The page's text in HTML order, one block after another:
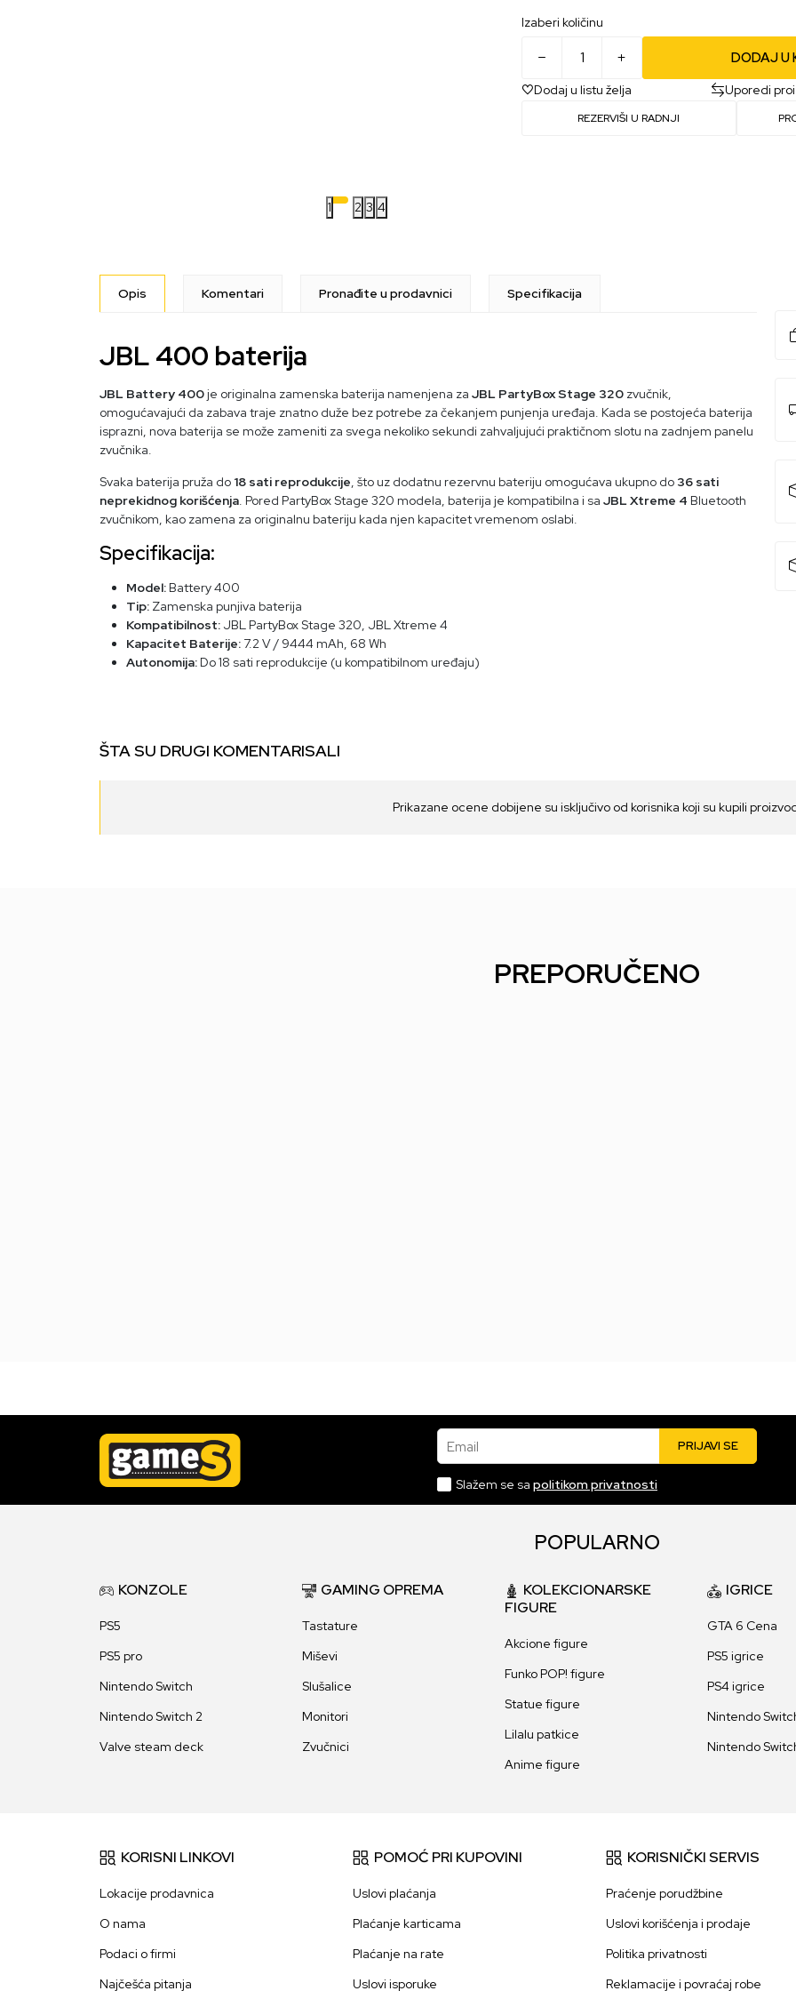
1 2 3 4
Izaberi količinu
DODAJ U
Dodaj u listu želja Uporedi
REZERVIŠI U RADNJI
Opis Komentari Pronađite u prodavnici Specifikacija
JBL 400 baterija
JBL Battery 400je originalna zamenska baterija namenjena za JBL PartyBox Stage 320 zvučnik,
omogućavajući da zabava traje znatno duže bez potrebe za čekanjem punjenja uređaja. Kada se postojeća baterija
isprazni, nova baterija se može zameniti za svega nekoliko sekundi zahvaljujući praktičnom slotu na zadnjem panelu
zvučnika.
Svaka baterija pruža do 18 sati reprodukcije, što uz dodatnu rezervnu bateriju omogućava ukupno do 36 sati
neprekidnog korišćenja. Pored PartyBox Stage 320 modela, baterija je kompatibilna i sa JBL Xtreme 4 Bluetooth
zvučnikom, kao zamena za originalnu bateriju kada njen kapacitet vremenom oslabi.
Specifikacija:
Model: Battery 400
Tip: Zamenska punjiva baterija
Kompatibilnost: JBL PartyBox Stage 320, JBL Xtreme 4
Kapacitet Baterije: 7.2 V / 9444 mAh, 68 Wh
Autonomija: Do 18 sati reprodukcije (u kompatibilnom uređaju)
ŠTA SU DRUGI KOMENTARISALI
Prikazane ocene dobijene su isključivo od korisnika koji su kupili
PREPORUČENO
Email PRIJAVI SE
Slažem se sa politikom privatnosti
POPULARNO
KONZOLE
PS5
PS5 pro
Nintendo Switch
Nintendo Switch 2
Valve steam deck
GAMING OPREMA
Tastature
Miševi
Slušalice
Monitori
Zvučnici
KOLEKCIONARSKE
FIGURE
Akcione figure
Funko POP! figure
Statue figure
Lilalu patkice
Anime figure
IGRICE
GTA 6 Cena
PS5 igrice
PS4 igrice
Nintendo
Nintendo
KORISNI LINKOVI
Lokacije prodavnica
O nama
Podaci o firmi
Najčešća pitanja
POMOĆ PRI KUPOVINI
Uslovi plaćanja
Plaćanje karticama
Plaćanje na rate
Uslovi isporuke
KORISNIČKI SERVIS
Praćenje porudžbine
Uslovi korišćenja i prodaje
Politika privatnosti
Reklamacije i povraćaj robe